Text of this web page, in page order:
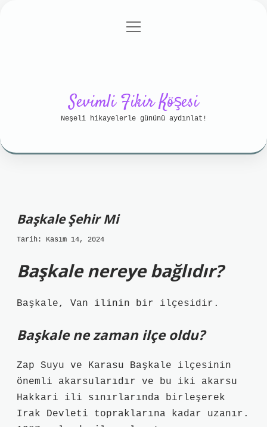
Gizlilik Politikası
menüyü
Sevimli Fikir Köşesi
Neşeli hikayelerle gününü aydınlat!
Başkale Şehir Mi
Tarih: Kasım 14, 2024
Başkale nereye bağlıdır?
Başkale, Van ilinin bir ilçesidir.
Başkale ne zaman ilçe oldu?
Zap Suyu ve Karasu Başkale ilçesinin
önemli akarsularıdır ve bu iki akarsu
Hakkari ili sınırlarında birleşerek
Irak Devleti topraklarına kadar uzanır.